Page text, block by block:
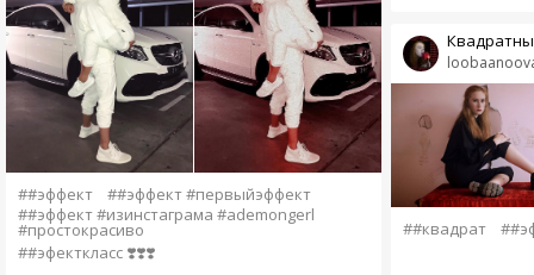
##эффект
##эффект #первыйэффект
##эффект #изинстаграма #ademongerl
#простокрасиво
##эфекткласс ❣️❣️❣️
##квадрат